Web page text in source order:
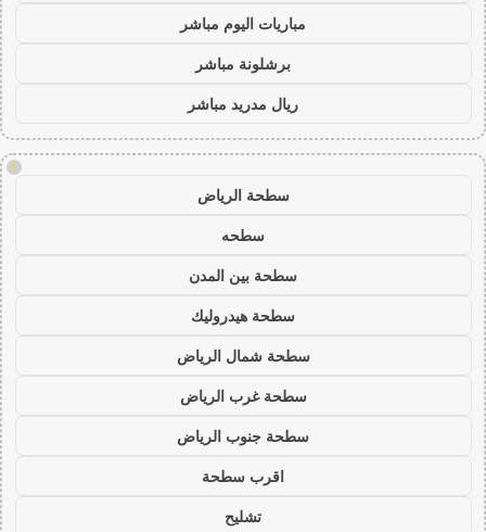
مباريات اليوم مباشر
برشلونة مباشر
ريال مدريد مباشر
!
سطحة الرياض
سطحه
سطحة بين المدن
سطحة هيدروليك
سطحة شمال الرياض
سطحة غرب الرياض
سطحة جنوب الرياض
اقرب سطحة
تشليح